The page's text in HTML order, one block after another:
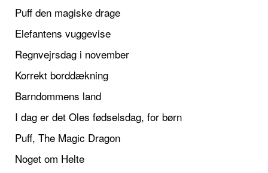
Puff den magiske drage
Elefantens vuggevise
Regnvejrsdag i november
Korrekt borddækning
Barndommens land
I dag er det Oles fødselsdag, for børn
Puff, The Magic Dragon
Noget om Helte